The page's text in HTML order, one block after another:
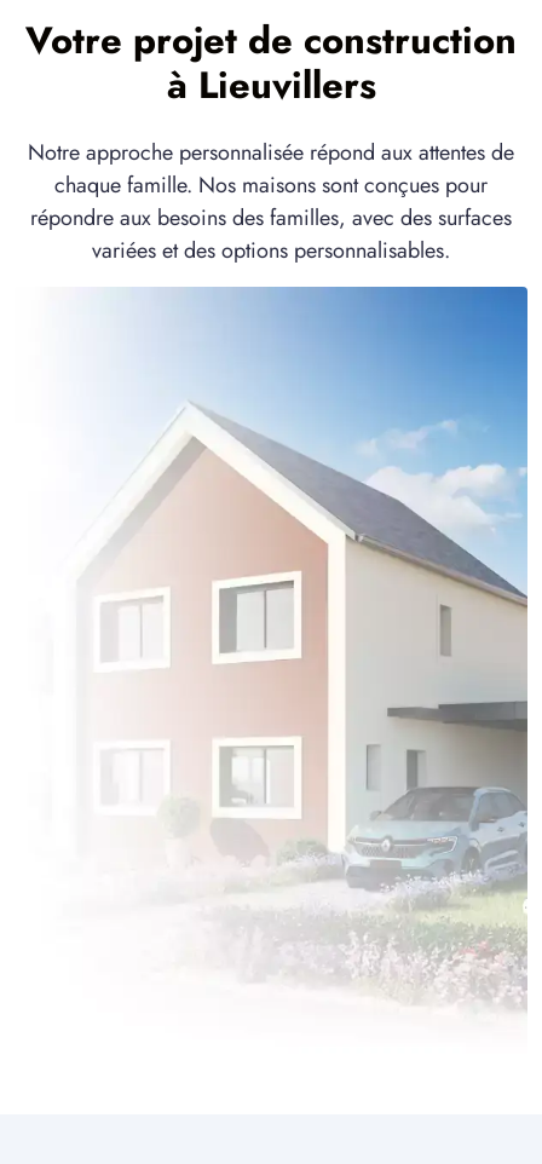
3 OFFRES MAISON ET TERRAIN
àMontdidier (80500)
5 OFFRES MAISON ET TERRAIN
2 OFFRES MAISON ET TERRAIN
Ressons-sur-Matz(60490)
1 OFFRE MAISON ET TERRAIN
(60600)
Votre projet de construction
à Lieuvillers
Notre approche personnalisée répond aux attentes de
chaque famille. Nos maisons sont conçues pour
répondre aux besoins des familles, avec des surfaces
variées et des options personnalisables.